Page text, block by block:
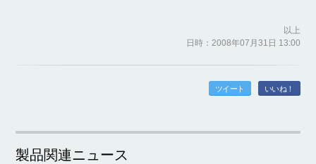
以上
日時：2008年07月31日 13:00
ツイート いいね！
製品関連ニュース